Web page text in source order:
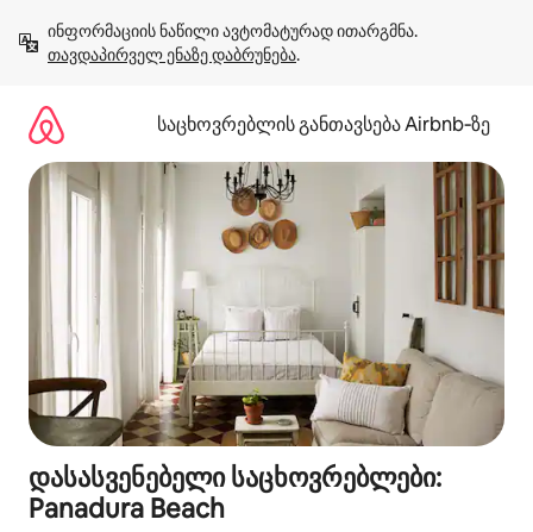
გადასვლა
თავდაპირველ ენაზე დაბრუნება.
საცხოვრებლის განთავსება Airbnb‑ზე
დასასვენებელი საცხოვრებლები:
Panadura Beach